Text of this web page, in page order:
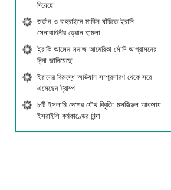
দিয়েছে
জর্ডান ও বাহরাইনে মার্কিন ঘাঁটিতে ইরানি
সেনাবাহিনীর ড্রোন হামলা
ইরাকি আলেম সমাজ আমেরিকা-সৌদি আগ্রাসনের
নিন্দা জানিয়েছে
ইরানের বিরুদ্ধে অভিযান সম্প্রসারণ থেকে সরে
এসেছেন ট্রাম্প
৮টি ইসলামি দেশের যৌথ বিবৃতি: মসজিদুল আকসায়
ইসরাইলি কর্মকাণ্ডের নিন্দা